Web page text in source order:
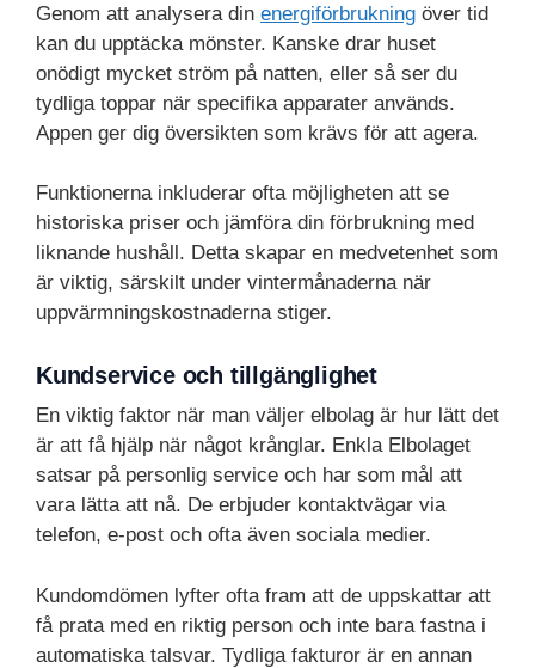
Genom att analysera din energiförbrukning över tid
kan du upptäcka mönster. Kanske drar huset
onödigt mycket ström på natten, eller så ser du
tydliga toppar när specifika apparater används.
Appen ger dig översikten som krävs för att agera.
Funktionerna inkluderar ofta möjligheten att se
historiska priser och jämföra din förbrukning med
liknande hushåll. Detta skapar en medvetenhet som
är viktig, särskilt under vintermånaderna när
uppvärmningskostnaderna stiger.
Kundservice och tillgänglighet
En viktig faktor när man väljer elbolag är hur lätt det
är att få hjälp när något krånglar. Enkla Elbolaget
satsar på personlig service och har som mål att
vara lätta att nå. De erbjuder kontaktvägar via
telefon, e-post och ofta även sociala medier.
Kundomdömen lyfter ofta fram att de uppskattar att
få prata med en riktig person och inte bara fastna i
automatiska talsvar. Tydliga fakturor är en annan